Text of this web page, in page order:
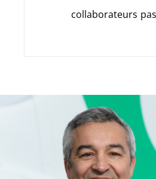
collaborateurs